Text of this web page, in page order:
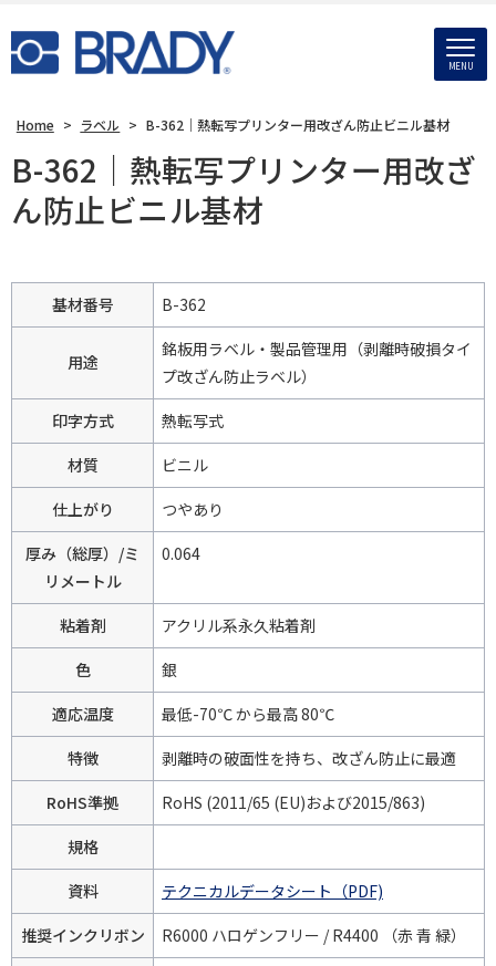
MENU
Home > ラベル > B-362｜熱転写プリンター用改ざん防止ビニル基材
B-362｜熱転写プリンター用改ざ
ん防止ビニル基材
基材番号 B-362
用途
銘板用ラベル・製品管理用（剥離時破損タイ
プ改ざん防止ラベル）
印字方式
熱転写式
材質
ビニル
仕上がり
つやあり
厚み（総厚）/ミ
リメートル
0.064
粘着剤
アクリル系永久粘着剤
色
銀
適応温度
最低-70℃ から最高 80℃
特徴
剥離時の破面性を持ち、改ざん防止に最適
RoHS準拠
RoHS (2011/65 (EU)および2015/863)
規格
資料
テクニカルデータシート（PDF)
推奨インクリボン
R6000 ハロゲンフリー / R4400 （赤 青 緑）